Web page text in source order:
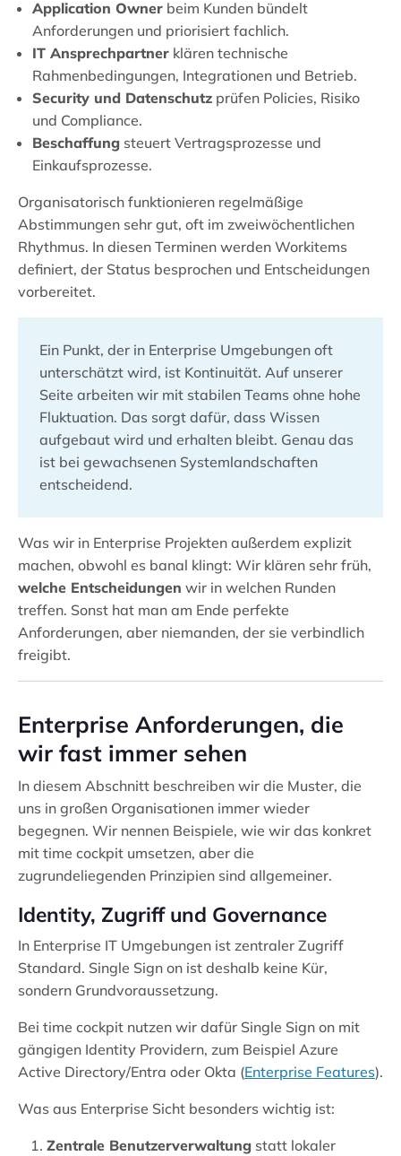
Application Owner beim Kunden bündelt
Anforderungen und priorisiert fachlich.
IT Ansprechpartner klären technische
Rahmenbedingungen, Integrationen und Betrieb.
Security und Datenschutz prüfen Policies, Risiko
und Compliance.
Beschaffung steuert Vertragsprozesse und
Einkaufsprozesse.
Organisatorisch funktionieren regelmäßige
Abstimmungen sehr gut, oft im zweiwöchentlichen
Rhythmus. In diesen Terminen werden Workitems
definiert, der Status besprochen und Entscheidungen
vorbereitet.
Ein Punkt, der in Enterprise Umgebungen oft
unterschätzt wird, ist Kontinuität. Auf unserer
Seite arbeiten wir mit stabilen Teams ohne hohe
Fluktuation. Das sorgt dafür, dass Wissen
aufgebaut wird und erhalten bleibt. Genau das
ist bei gewachsenen Systemlandschaften
entscheidend.
Was wir in Enterprise Projekten außerdem explizit
machen, obwohl es banal klingt: Wir klären sehr früh,
welche Entscheidungen wir in welchen Runden
treffen. Sonst hat man am Ende perfekte
Anforderungen, aber niemanden, der sie verbindlich
freigibt.
Enterprise Anforderungen, die
wir fast immer sehen
In diesem Abschnitt beschreiben wir die Muster, die
uns in großen Organisationen immer wieder
begegnen. Wir nennen Beispiele, wie wir das konkret
mit time cockpit umsetzen, aber die
zugrundeliegenden Prinzipien sind allgemeiner.
Identity, Zugriff und Governance
In Enterprise IT Umgebungen ist zentraler Zugriff
Standard. Single Sign on ist deshalb keine Kür,
sondern Grundvoraussetzung.
Bei time cockpit nutzen wir dafür Single Sign on mit
gängigen Identity Providern, zum Beispiel Azure
Active Directory/Entra oder Okta (Enterprise Features).
Was aus Enterprise Sicht besonders wichtig ist:
Zentrale Benutzerverwaltung statt lokaler